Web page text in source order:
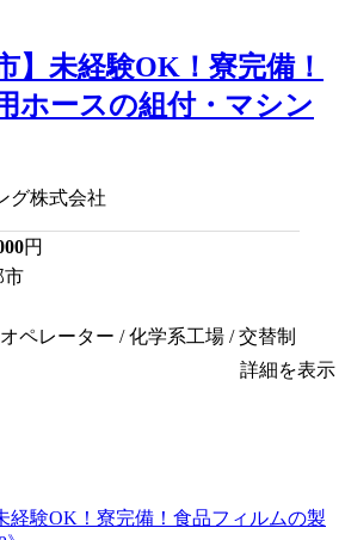
】未経験OK！寮完備！
ホースの組付・マシン
グ株式会社
円
市
ペレーター / 化学系工場 / 交替制
詳細を表示